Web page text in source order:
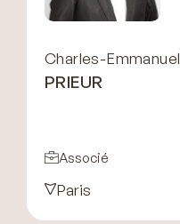
Charles-Emmanuel
PRIEUR
Associé
Paris